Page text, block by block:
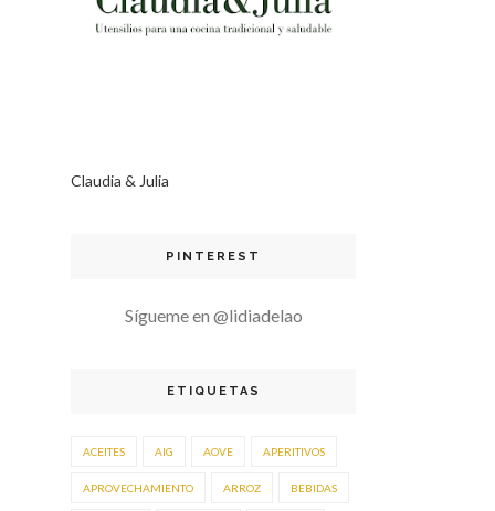
Claudia & Julia
PINTEREST
Sígueme en @lidiadelao
ETIQUETAS
ACEITES AIG AOVE APERITIVOS
APROVECHAMIENTO ARROZ BEBIDAS